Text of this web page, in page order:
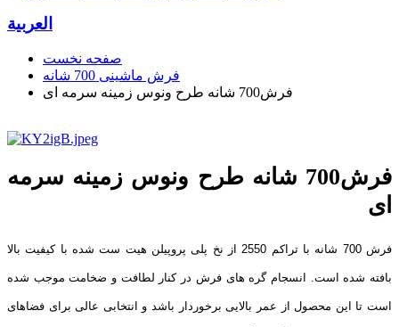
العربیة
صفحه نخست
فرش ماشینی 700 شانه
فرش700 شانه طرح ونوس زمینه سرمه ای
فرش700 شانه طرح ونوس زمینه سرمه
ای
فرش 700 شانه با تراکم 2550 از نخ پلی پروپیلن هیت ست شده با کیفیت بالا
بافته شده است. انسجام گره های فرش در کنار لطافت و ضخامت موجب شده
است تا این محصول از عمر بالایی برخوردار باشد و انتخابی عالی برای فضاهای